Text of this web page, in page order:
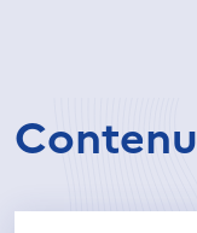
Contenu